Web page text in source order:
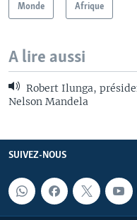
Monde Afrique
A lire aussi
Robert Ilunga,
Nelson Mandela
SUIVEZ-NOUS